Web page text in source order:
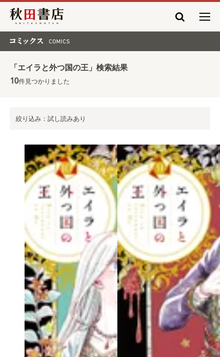
秋田書店
「エイラと外つ国の王」検索結果
10件見つかりました
絞り込み：試し読みあり